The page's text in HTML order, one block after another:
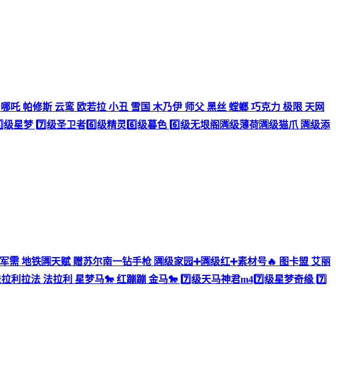
吒 帕修斯 云鸾 欧若拉 小丑 雪国 木乃伊 师父 黑丝 螳螂 巧克力 极限 天网
星梦 7️⃣级圣卫者6️⃣级精灵6️⃣级暮色 6️⃣级无垠阁🈵级薄荷🈵级猫爪 🈵级添
需 地铁🈵天赋 赠苏尔南一钻手枪 🈵级家园➕🈵级红➕素材号🔥 图卡盟 艾丽
利拉法 法拉利 星梦马🐎 红蹦蹦 金马🐎 7️⃣级天马神君m47️⃣级星梦奇缘 7️⃣